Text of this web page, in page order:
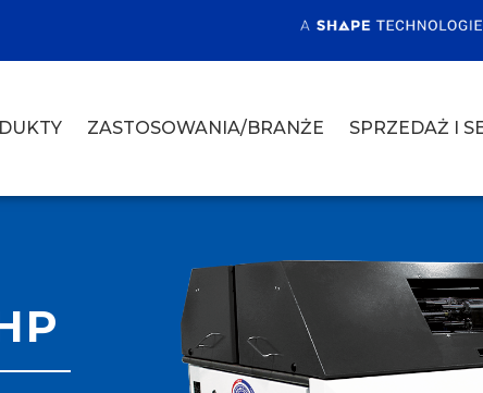
ZASTOSOWANIA/BRANŻE SPRZEDAŻ I